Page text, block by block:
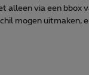
alleen via een bbox
mogen uitmaken,